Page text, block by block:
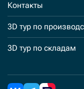
Контакты
3D тур по
3D тур по складам